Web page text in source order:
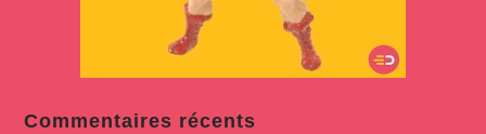
Commentaires récents